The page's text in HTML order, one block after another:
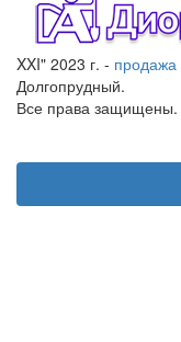
XXI" 2023 г. - продажа
Долгопрудный.
Все права защищены.